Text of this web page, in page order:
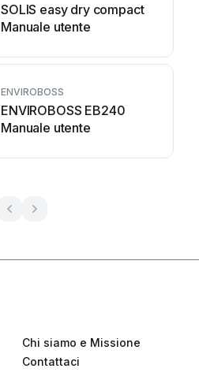
SOLIS easy dry compact
Manuale utente
ENVIROBOSS
ENVIROBOSS EB240
Manuale utente
Chi siamo e Missione
Contattaci